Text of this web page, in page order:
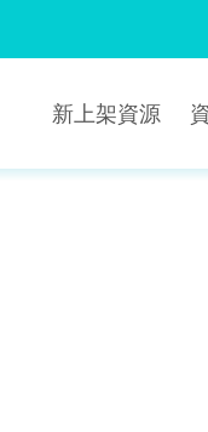
新上架資源